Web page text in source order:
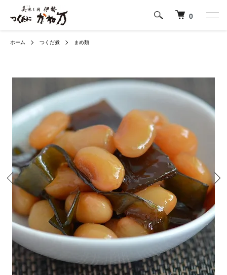
0
ホーム つくだ煮 まめ類